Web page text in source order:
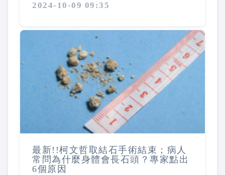
2024-10-09 09:35
最新!!柯文哲取結石手術結束；病人
常問為什麼身體會長石頭？專家點出
6個原因